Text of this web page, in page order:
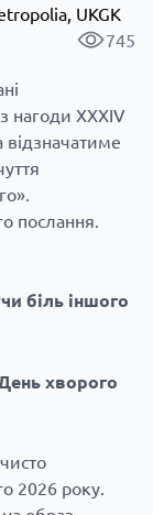
, UKGK
745
нагоди XXXIV
відзначатиме
послання.
біль іншого
хворого
2026 року.